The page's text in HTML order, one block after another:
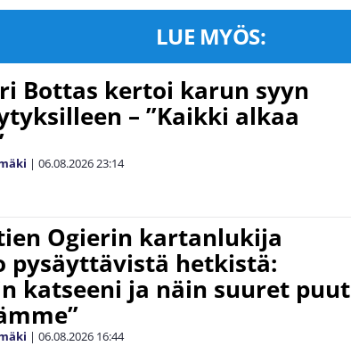
LUE MYÖS:
Bottas kertoi karun syyn
– ”Kaikki alkaa
| 06.08.202623:14
Ogierin kartanlukija
pysäyttävistä hetkistä:
katseeni ja näin suuret puut
| 06.08.2026 16:44